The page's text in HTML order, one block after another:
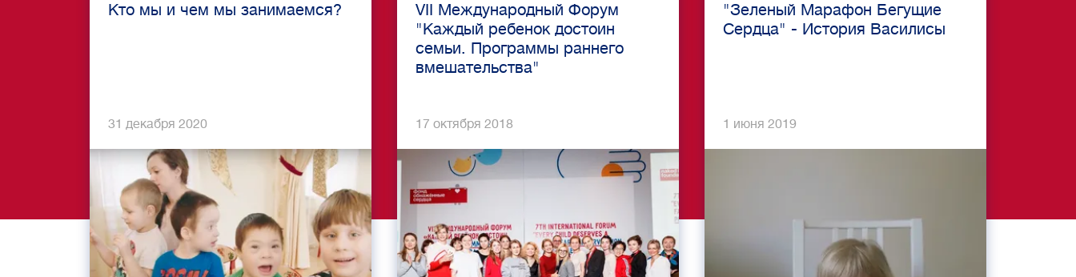
Кто мы и чем мы занимаемся?
31 декабря 2020
VII Международный Форум
"Каждый ребенок достоин
семьи. Программы раннего
вмешательства"
17 октября 2018
"Зеленый Марафон Бегущие
Сердца" - История Василисы
1 июня 2019